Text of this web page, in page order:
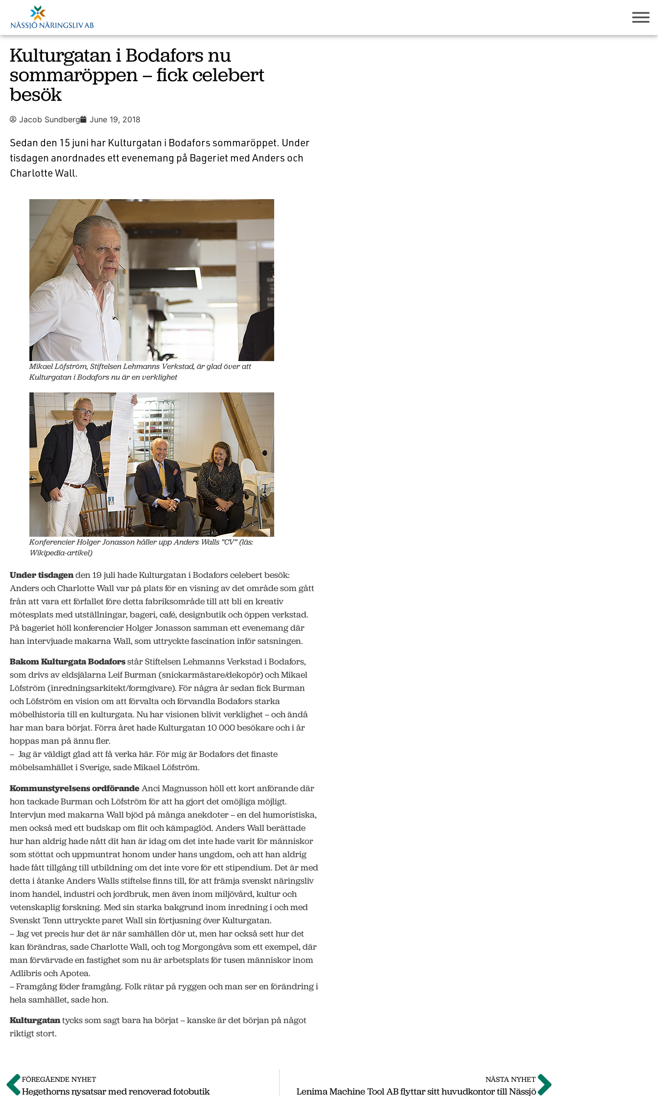
Kulturgatan i Bodafors nu
sommaröppen – fick celebert
besök
Jacob Sundberg June 19, 2018
Sedan den 15 juni har Kulturgatan i Bodafors sommaröppet. Under
tisdagen anordnades ett evenemang på Bageriet med Anders och
Charlotte Wall.
Mikael Löfström, Stiftelsen Lehmanns Verkstad, är glad över att
Kulturgatan i Bodafors nu är en verklighet
Konferencier Holger Jonasson håller upp Anders Walls “CV” (läs:
Wikipedia-artikel)
Under tisdagenden 19 juli hade Kulturgatan i Bodafors celebert besök:
Anders och Charlotte Wall var på plats för en visning av det område som gått
från att vara ett förfallet före detta fabriksområde till att bli en kreativ
mötesplats med utställningar, bageri, café, designbutik och öppen verkstad.
På bageriet höll konferencier Holger Jonasson samman ett evenemang där
han intervjuade makarna Wall, som uttryckte fascination inför satsningen.
Bakom Kulturgata Bodaforsstår Stiftelsen Lehmanns Verkstad i Bodafors,
som drivs av eldsjälarna Leif Burman (snickarmästare/dekopör) och Mikael
Löfström (inredningsarkitekt/formgivare). För några år sedan fick Burman
och Löfström en vision om att förvalta och förvandla Bodafors starka
möbelhistoria till en kulturgata. Nu har visionen blivit verklighet – och ändå
har man bara börjat. Förra året hade Kulturgatan 10 000 besökare och i år
hoppas man på ännu fler.
– Jag är väldigt glad att få verka här. För mig är Bodafors det finaste
möbelsamhället i Sverige, sade Mikael Löfström.
Kommunstyrelsens ordförandeAnci Magnusson höll ett kort anförande där
hon tackade Burman och Löfström för att ha gjort det omöjliga möjligt.
Intervjun med makarna Wall bjöd på många anekdoter – en del humoristiska,
men också med ett budskap om flit och kämpaglöd. Anders Wall berättade
hur han aldrig hade nått dit han är idag om det inte hade varit för människor
som stöttat och uppmuntrat honom under hans ungdom, och att han aldrig
hade fått tillgång till utbildning om det inte vore för ett stipendium. Det är med
detta i åtanke Anders Walls stiftelse finns till, för att främja svenskt näringsliv
inom handel, industri och jordbruk, men även inom miljövård, kultur och
vetenskaplig forskning. Med sin starka bakgrund inom inredning i och med
Svenskt Tenn uttryckte paret Wall sin förtjusning över Kulturgatan.
– Jag vet precis hur det är när samhällen dör ut, men har också sett hur det
kan förändras, sade Charlotte Wall, och tog Morgongåva som ett exempel, där
man förvärvade en fastighet som nu är arbetsplats för tusen människor inom
Adlibris och Apotea.
– Framgång föder framgång. Folk rätar på ryggen och man ser en förändring i
hela samhället, sade hon.
Kulturgatantycks som sagt bara ha börjat – kanske är det början på något
riktigt stort.
FÖREGÅENDE NYHET
Hegethorns nysatsar med renoverad fotobutik
NÄSTA NYHET
Lenima Machine Tool AB flyttar sitt huvudkontor till Nässjö